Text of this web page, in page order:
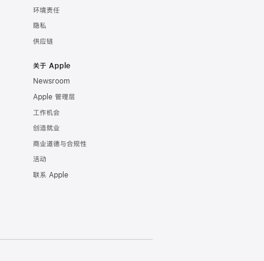
环境责任
隐私
供应链
关于 Apple
Newsroom
Apple 管理层
工作机会
创造就业
商业道德与合规性
活动
联系 Apple